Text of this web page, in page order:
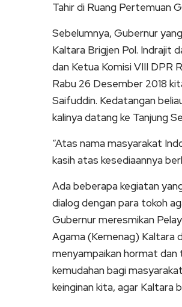
Tahir di Ruang Pertemuan
Sebelumnya, Gubernur
Kaltara Brigjen Pol. Indrajit
dan Ketua Komisi VIII DPR
Rabu 26 Desember 2018
Saifuddin. Kedatangan
kalinya datang ke Tanjung
“Atas nama masyarakat
kasih atas kesediaannya
Ada beberapa kegiatan
dialog dengan para tokoh
Gubernur meresmikan
Agama (Kemenag) Kaltara
menyampaikan hormat dan
kemudahan bagi
keinginan kita, agar Kaltara